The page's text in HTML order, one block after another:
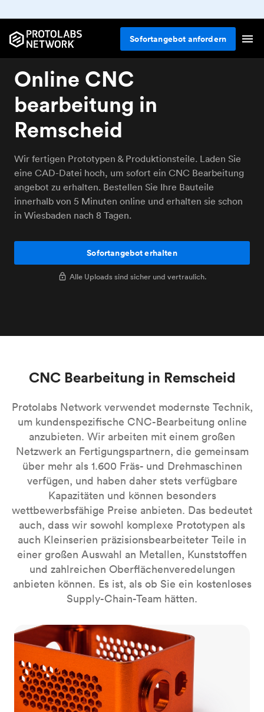
Sofortangebot anfordern
Online CNC
bearbeitung in
Remscheid
Wir fertigen Prototypen & Produktionsteile. Laden Sie
eine CAD-Datei hoch, um sofort ein CNC Bearbeitung
angebot zu erhalten. Bestellen Sie Ihre Bauteile
innerhalb von 5 Minuten online und erhalten sie schon
in Wiesbaden nach 8 Tagen.
Sofortangebot erhalten
Alle Uploads sind sicher und vertraulich.
CNC Bearbeitung in Remscheid
Protolabs Network verwendet modernste Technik,
um kundenspezifische CNC-Bearbeitung online
anzubieten. Wir arbeiten mit einem großen
Netzwerk an Fertigungspartnern, die gemeinsam
über mehr als 1.600 Fräs- und Drehmaschinen
verfügen, und haben daher stets verfügbare
Kapazitäten und können besonders
wettbewerbsfähige Preise anbieten. Das bedeutet
auch, dass wir sowohl komplexe Prototypen als
auch Kleinserien präzisionsbearbeiteter Teile in
einer großen Auswahl an Metallen, Kunststoffen
und zahlreichen Oberflächenveredelungen
anbieten können. Es ist, als ob Sie ein kostenloses
Supply-Chain-Team hätten.
CNC-Fräsen